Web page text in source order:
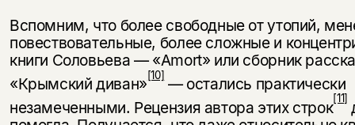
Вспомним, что более свободные от утопий,
повествовательные, более сложные и
книги Соловьева — «Amort» или сборник
«Крымский диван»[10]— остались практически
незамеченными. Рецензия авто­ра этих строк[11]